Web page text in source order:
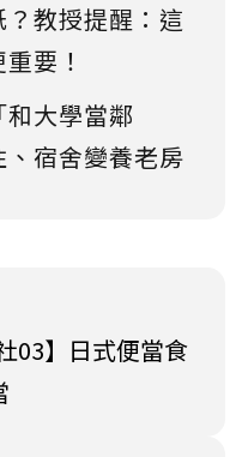
教授提醒：這
要！
大學當鄰
宿舍變養老房
03】日式便當食